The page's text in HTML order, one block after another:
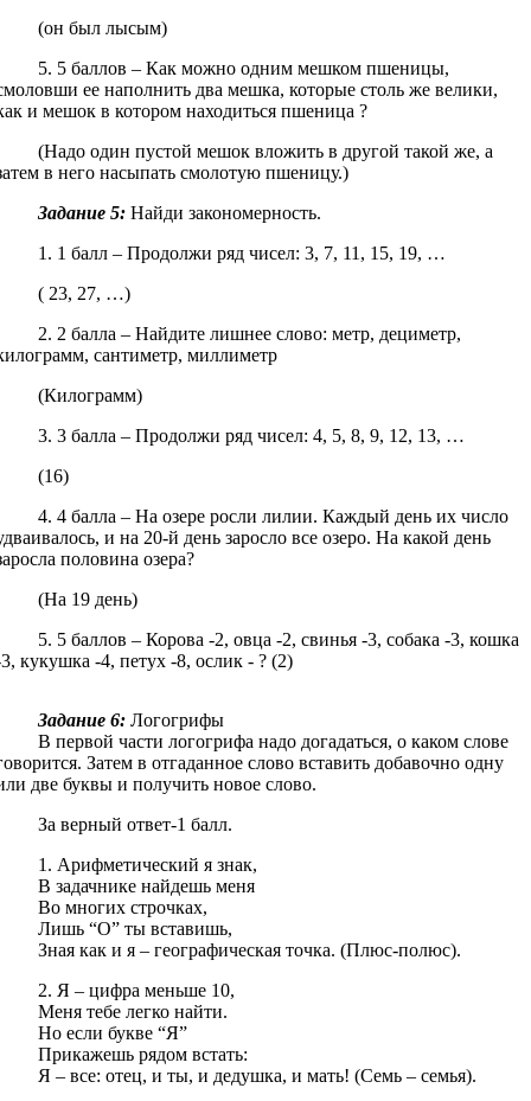
(он был лысым)
5. 5 баллов – Как можно одним мешком пшеницы,
ее наполнить два мешка, которые столь же велики,
и мешок в котором находиться пшеница ?
(Надо один пустой мешок вложить в другой такой же, а
в него насыпать смолотую пшеницу.)
Задание 5: Найди закономерность.
1. 1 балл – Продолжи ряд чисел: 3, 7, 11, 15, 19, …
( 23, 27, …)
2. 2 балла – Найдите лишнее слово: метр, дециметр,
сантиметр, миллиметр
(Килограмм)
3. 3 балла – Продолжи ряд чисел: 4, 5, 8, 9, 12, 13, …
(16)
4. 4 балла – На озере росли лилии. Каждый день их число
и на 20-й день заросло все озеро. На какой день
половина озера?
(На 19 день)
5. 5 баллов – Корова -2, овца -2, свинья -3, собака -3, кошка
кукушка -4, петух -8, ослик - ? (2)
Задание 6: Логогрифы
В первой части логогрифа надо догадаться, о каком слове
Затем в отгаданное слово вставить добавочно одну
две буквы и получить новое слово.
За верный ответ-1 балл.
1. Арифметический я знак,
В задачнике найдешь меня
Во многих строчках,
Лишь “О” ты вставишь,
Зная как и я – географическая точка. (Плюс-полюс).
2. Я – цифра меньше 10,
Меня тебе легко найти.
Но если букве “Я”
Прикажешь рядом встать:
Я – все: отец, и ты, и дедушка, и мать! (Семь – семья).